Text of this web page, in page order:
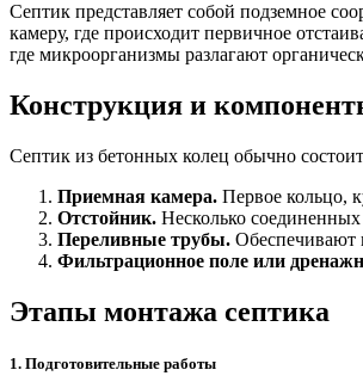
Септик представляет собой подземное
камеру, где происходит первичное
где микроорганизмы разлагают
Конструкция и
Септик из бетонных колец обычно
Приемная камера. Первое кольцо,
Отстойник. Несколько
Переливные трубы. Обеспечивают
Фильтрационное поле или
Этапы монтажа септика
1. Подготовительные работы